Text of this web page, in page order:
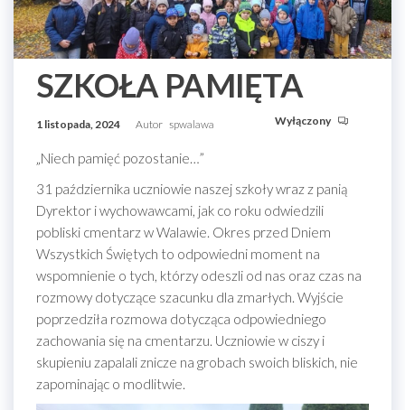
SZKOŁA PAMIĘTA
1 listopada, 2024 Autor spwalawa Wyłączony
„Niech pamięć pozostanie…”
31 października uczniowie naszej szkoły wraz z panią
Dyrektor i wychowawcami, jak co roku odwiedzili
pobliski cmentarz w Walawie. Okres przed Dniem
Wszystkich Świętych to odpowiedni moment na
wspomnienie o tych, którzy odeszli od nas oraz czas na
rozmowy dotyczące szacunku dla zmarłych. Wyjście
poprzedziła rozmowa dotycząca odpowiedniego
zachowania się na cmentarzu. Uczniowie w ciszy i
skupieniu zapalali znicze na grobach swoich bliskich, nie
zapominając o modlitwie.